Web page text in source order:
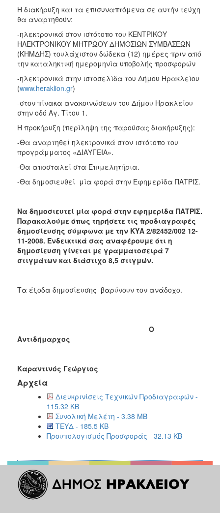
Η διακήρυξη και τα επισυναπτόμενα σε αυτήν τεύχη
θα αναρτηθούν:
-ηλεκτρονικά στον ιστότοπο του ΚΕΝΤΡΙΚΟΥ
ΗΛΕΚΤΡΟΝΙΚΟΥ ΜΗΤΡΩΟΥ ΔΗΜΟΣΙΩΝ ΣΥΜΒΑΣΕΩΝ
(ΚΗΜΔΗΣ) τουλάχιστον δώδεκα (12) ημέρες πριν από
την καταληκτική ημερομηνία υποβολής προσφορών
-ηλεκτρονικά στην ιστοσελίδα του Δήμου Ηρακλείου
(www.heraklion.gr)
-στον πίνακα ανακοινώσεων του Δήμου Ηρακλείου
στην οδό Αγ. Τίτου 1.
Η προκήρυξη (περίληψη της παρούσας διακήρυξης):
-Θα αναρτηθεί ηλεκτρονικά στον ιστότοπο του
προγράμματος «ΔΙΑΥΓΕΙΑ».
-Θα αποσταλεί στα Επιμελητήρια.
-Θα δημοσιευθεί μία φορά στην Εφημερίδα ΠΑΤΡΙΣ.
Να δημοσιευτεί μία φορά στην εφημερίδα ΠΑΤΡΙΣ.
Παρακαλούμε όπως τηρήσετε τις προδιαγραφές
δημοσίευσης σύμφωνα με την ΚΥΑ 2/82452/002 12-
11-2008. Ενδεικτικά σας αναφέρουμε ότι η
δημοσίευση γίνεται με γραμματοσειρά 7
στιγμάτων και διάστιχο 8,5 στιγμών.
Τα έξοδα δημοσίευσης βαρύνουν τον ανάδοχο.
Ο
Αντιδήμαρχος
Καραντινός Γεώργιος
Αρχεία
Διευκρινίσεις Τεχνικών Προδιαγραφών -
115.32 KB
Συνολική Μελέτη - 3.38 MB
ΤΕΥΔ - 185.5 KB
Προυπολογισμός Προσφοράς - 32.13 KB